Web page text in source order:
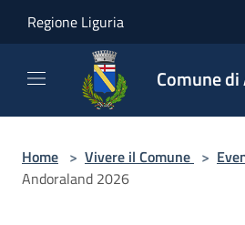
Regione Liguria
Comune
Home > Vivere il Comune >
Andoraland 2026